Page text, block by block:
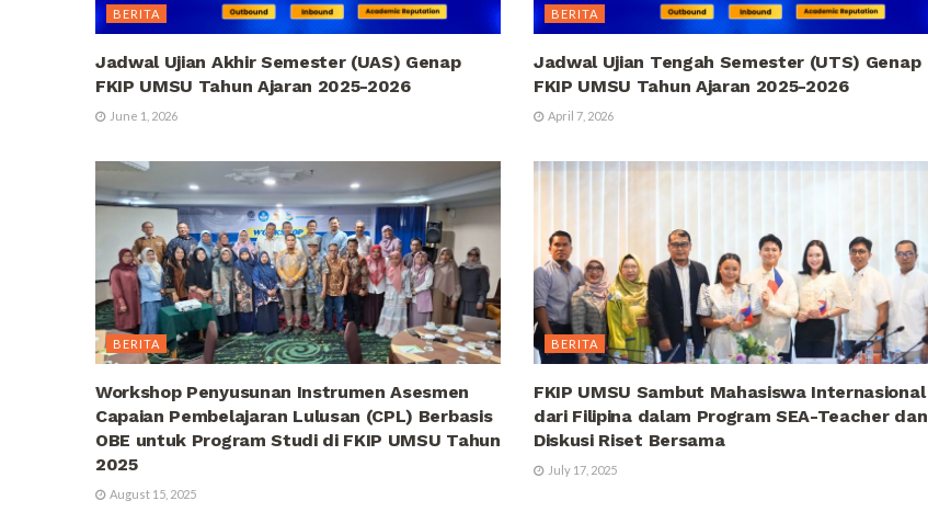
BERITA
Jadwal Ujian Akhir Semester (UAS) Genap
FKIP UMSU Tahun Ajaran 2025-2026
June 1, 2026
BERITA
Jadwal Ujian Tengah Semester (UTS) Genap
FKIP UMSU Tahun Ajaran 2025-2026
April 7, 2026
BERITA
Workshop Penyusunan Instrumen Asesmen
Capaian Pembelajaran Lulusan (CPL) Berbasis
OBE untuk Program Studi di FKIP UMSU Tahun
2025
August 15, 2025
BERITA
FKIP UMSU Sambut Mahasiswa Internasional
dari Filipina dalam Program SEA-Teacher dan
Diskusi Riset Bersama
July 17, 2025